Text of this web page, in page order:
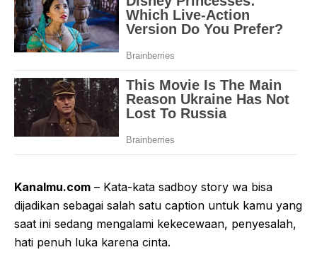
Kanalmu.com – Kata-kata sadboy story wa bisa
dijadikan sebagai salah satu caption untuk kamu yang
saat ini sedang mengalami kekecewaan, penyesalah,
hati penuh luka karena cinta.